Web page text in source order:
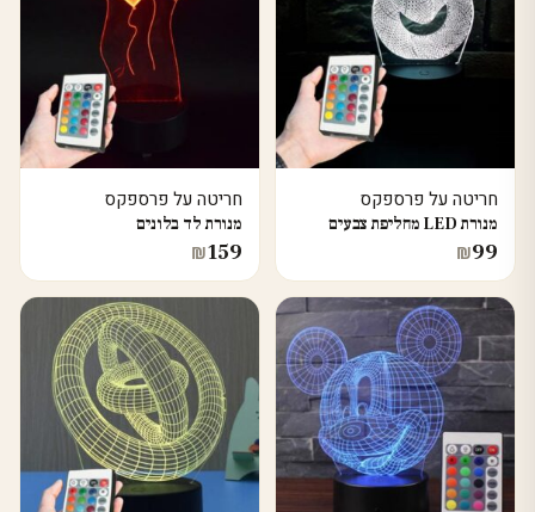
חריטה על פרספקס
מנורת LED מחליפת צבעים
₪99
חריטה על פרספקס
מנורת לד בלונים
₪159